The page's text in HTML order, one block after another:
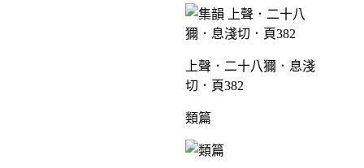
上聲．二十八獮．息淺
切．頁382
類篇